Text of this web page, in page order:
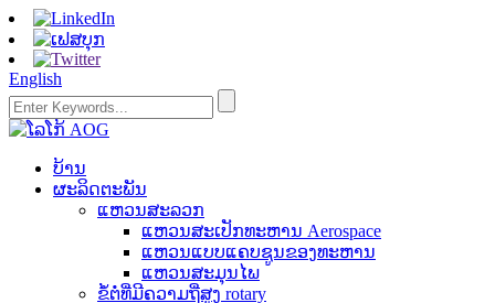
English
ບ້ານ
ຜະລິດຕະພັນ
ແຫວນສະລວກ
ແຫວນສະເປັກທະຫານ Aerospace
ແຫວນແບບແຄບຊູນຂອງທະຫານ
ແຫວນສະມຸນໄພ
ຂໍ້ຕໍ່ທີ່ມີຄວາມຖີ່ສູງ rotary